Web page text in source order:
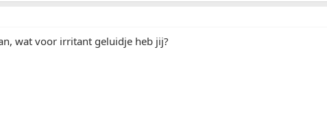
wat voor irritant geluidje heb jij?